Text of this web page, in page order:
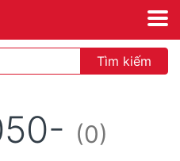
Tìm kiếm
(0)